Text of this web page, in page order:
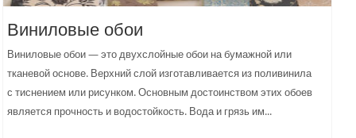
Виниловые обои
Виниловые обои — это двухслойные обои на бумажной или
тканевой основе. Верхний слой изготавливается из поливинила
с тиснением или рисунком. Основным достоинством этих обоев
является прочность и водостойкость. Вода и грязь им...